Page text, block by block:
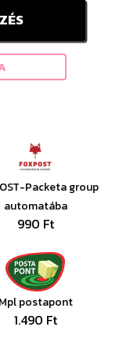
Packeta group
automatába
990 Ft
Mpl postapont
1.490 Ft